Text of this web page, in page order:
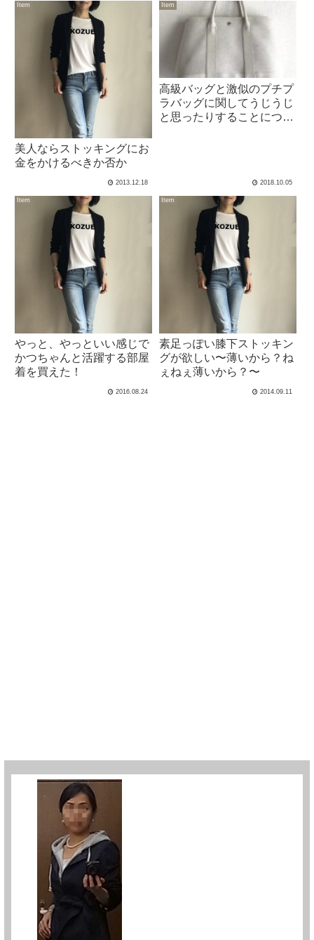
Item
美人ならストッキングにお
金をかけるべきか否か
2013.12.18
Item
高級バッグと激似のプチプ
ラバッグに関してうじうじ
と思ったりすることについ
2018.10.05
Item
やっと、やっといい感じで
かつちゃんと活躍する部屋
着を買えた！
2016.08.24
Item
素足っぽい膝下ストッキン
グが欲しい〜薄いから？ね
ぇねぇ薄いから？〜
2014.09.11